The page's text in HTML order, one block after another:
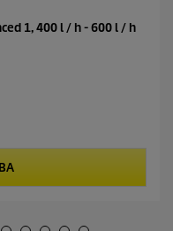
1, 400 l / h - 600 l / h